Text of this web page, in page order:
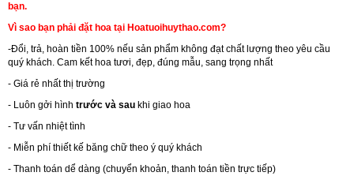
bạn.
Vì sao bạn phải đặt hoa tại Hoatuoihuythao.com?
-Đổi, trả, hoàn tiền 100% nếu sản phẩm không đạt chất lượng theo yêu cầu
quý khách. Cam kết hoa tươi, đẹp, đúng mẫu, sang trọng nhất
- Giá rẻ nhất thị trường
- Luôn gởi hình trước và sau khi giao hoa
- Tư vấn nhiệt tình
- Miễn phí thiết kế băng chữ theo ý quý khách
- Thanh toán dể dàng (chuyển khoản, thanh toán tiền trực tiếp)